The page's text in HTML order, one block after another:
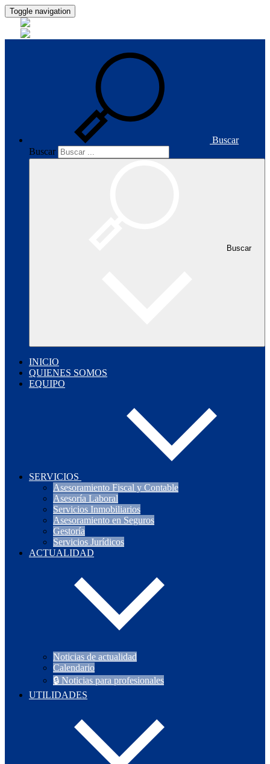
Toggle navigation
Buscar
Buscar
Buscar
INICIO
QUIENES SOMOS
EQUIPO
SERVICIOS
Asesoramiento Fiscal y Contable
Asesoría Laboral
Servicios Inmobiliarios
Asesoramiento en Seguros
Gestoría
Servicios Jurídicos
ACTUALIDAD
Noticias de actualidad
Calendario
🔒 Noticias para profesionales
UTILIDADES